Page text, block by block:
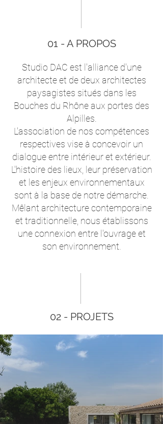
01 - A PROPOS
Studio DAC est l'alliance d'une
architecte et de deux architectes
paysagistes situés dans les
Bouches du Rhône aux portes des
Alpilles.
L'association de nos compétences
respectives vise à concevoir un
dialogue entre intérieur et extérieur.
L'histoire des lieux, leur préservation
et les enjeux environnementaux
sont à la base de notre démarche.
Mêlant architecture contemporaine
et traditionnelle, nous établissons
une connexion entre l'ouvrage et
son environnement.
02 - PROJETS